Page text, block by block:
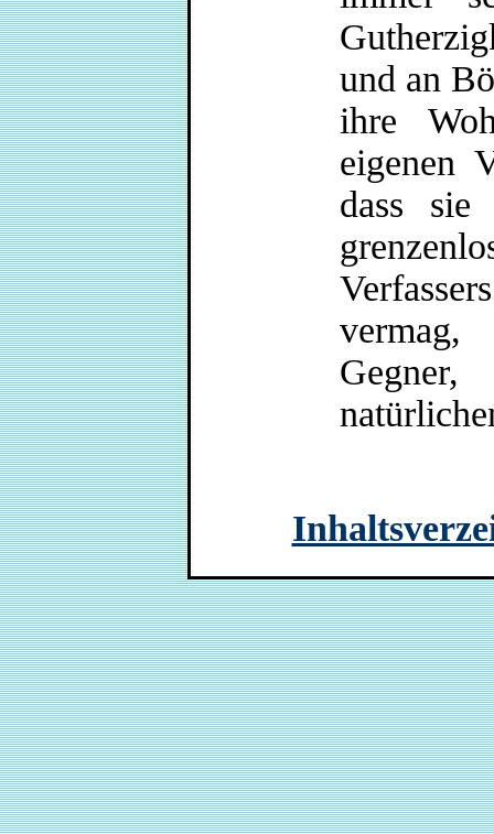
und an
ihre
eigenen
dass
Gegner,